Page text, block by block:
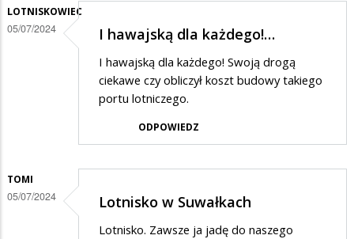
czym?
LOTNISKOWIEC
05/07/2024 I hawajską dla każdego!…
I hawajską dla każdego! Swoją drogą
ciekawe czy obliczył koszt budowy takiego
portu lotniczego.
ODPOWIEDZ
TOMI
05/07/2024 Lotnisko w Suwałkach
Lotnisko. Zawsze ja jadę do naszego